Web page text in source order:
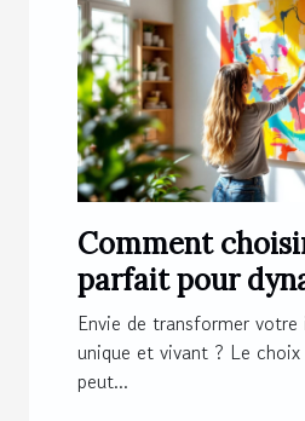
Comment
parfait pour
votre espace ?
Envie de transformer
unique et vivant ? Le
peut...